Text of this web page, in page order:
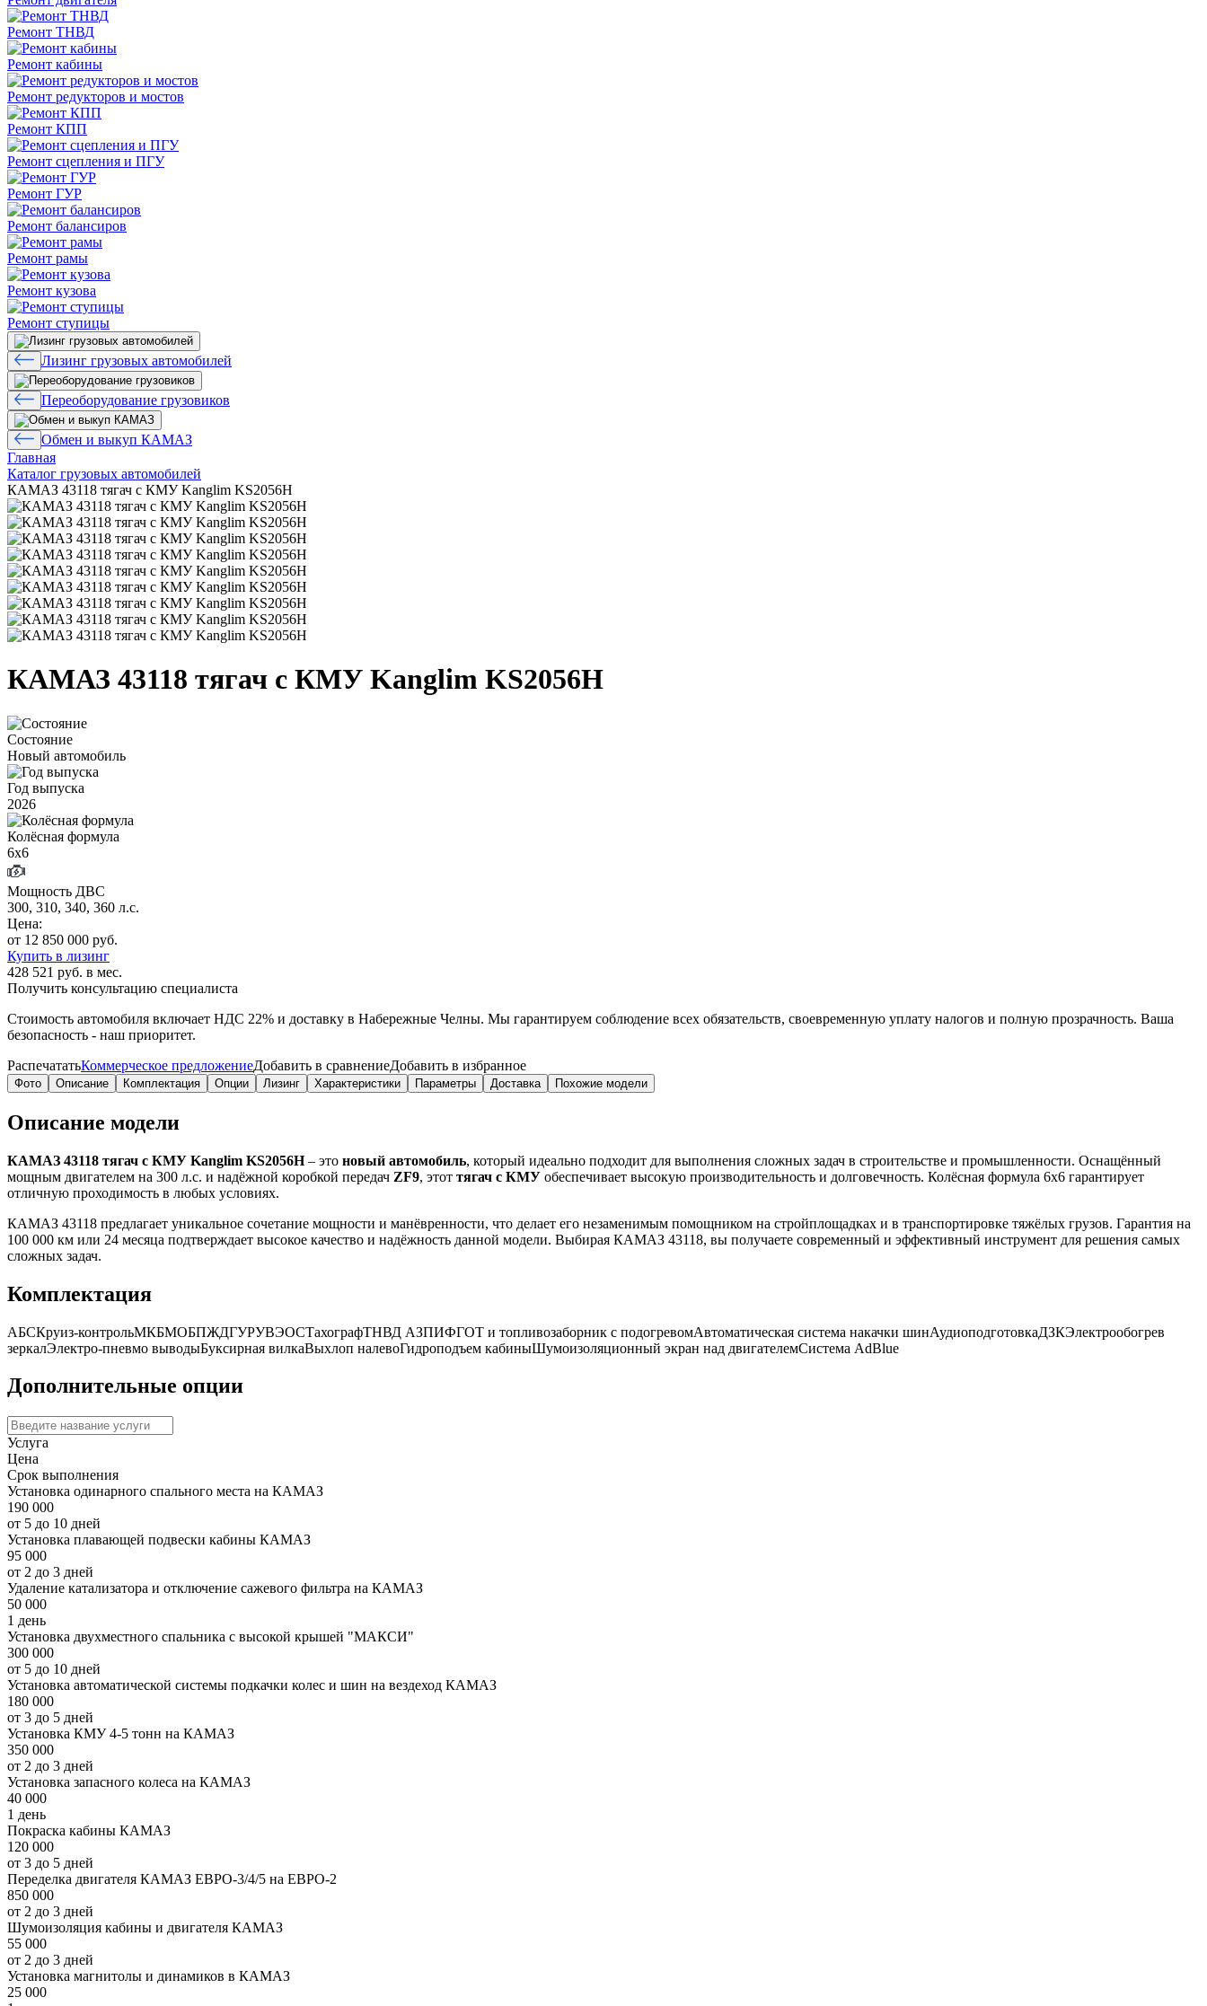
Ремонт ТНВД
Ремонт кабины
Ремонт редукторов и мостов
Ремонт КПП
Ремонт сцепления и ПГУ
Ремонт ГУР
Ремонт балансиров
Ремонт рамы
Ремонт кузова
Ремонт ступицы
Лизинг грузовых автомобилей
Переоборудование грузовиков
Обмен и выкуп КАМАЗ
Главная
Каталог грузовых автомобилей
КАМАЗ 43118 тягач с КМУ Kanglim KS2056H
КАМАЗ 43118 тягач с КМУ Kanglim KS2056H
Состояние
Новый автомобиль
Год выпуска
2026
Колёсная формула
6х6
Мощность ДВС
300, 310, 340, 360 л.с.
Цена:
от 12 850 000 руб.
Купить в лизинг
428 521 руб. в мес.
Получить консультацию специалиста
Стоимость автомобиля включает НДС 22% и доставку в Набережные Челны. Мы гарантируем соблюдение всех обязательств, своевременную уплату налогов и полную прозрачность. Ваша
безопасность - наш приоритет.
РаспечататьКоммерческое предложениеДобавить в сравнениеДобавить в избранное
Фото Описание Комплектация Опции Лизинг Характеристики Параметры Доставка Похожие модели
Описание модели
КАМАЗ 43118 тягач с КМУ Kanglim KS2056H– это новый автомобиль, который идеально подходит для выполнения сложных задач в строительстве и промышленности. Оснащённый
мощным двигателем на 300 л.с. и надёжной коробкой передач ZF9, этот тягач с КМУ обеспечивает высокую производительность и долговечность. Колёсная формула 6х6 гарантирует
отличную проходимость в любых условиях.
КАМАЗ 43118 предлагает уникальное сочетание мощности и манёвренности, что делает его незаменимым помощником на стройплощадках и в транспортировке тяжёлых грузов. Гарантия на
100 000 км или 24 месяца подтверждает высокое качество и надёжность данной модели. Выбирая КАМАЗ 43118, вы получаете современный и эффективный инструмент для решения самых
сложных задач.
Комплектация
АБСКруиз-контрольМКБМОБПЖДГУРУВЭОСТахографТНВД АЗПИФГОТ и топливозаборник с подогревомАвтоматическая система накачки шинАудиоподготовкаДЗКЭлектрообогрев
зеркалЭлектро-пневмо выводыБуксирная вилкаВыхлоп налевоГидроподъем кабиныШумоизоляционный экран над двигателемСистема AdBlue
Дополнительные опции
Услуга
Цена
Срок выполнения
Установка одинарного спального места на КАМАЗ
190 000
от 5 до 10 дней
Установка плавающей подвески кабины КАМАЗ
95 000
от 2 до 3 дней
Удаление катализатора и отключение сажевого фильтра на КАМАЗ
50 000
1 день
Установка двухместного спальника с высокой крышей "МАКСИ"
300 000
от 5 до 10 дней
Установка автоматической системы подкачки колес и шин на вездеход КАМАЗ
180 000
от 3 до 5 дней
Установка КМУ 4-5 тонн на КАМАЗ
350 000
от 2 до 3 дней
Установка запасного колеса на КАМАЗ
40 000
1 день
Покраска кабины КАМАЗ
120 000
от 3 до 5 дней
Переделка двигателя КАМАЗ ЕВРО-3/4/5 на ЕВРО-2
850 000
от 2 до 3 дней
Шумоизоляция кабины и двигателя КАМАЗ
55 000
от 2 до 3 дней
Установка магнитолы и динамиков в КАМАЗ
25 000